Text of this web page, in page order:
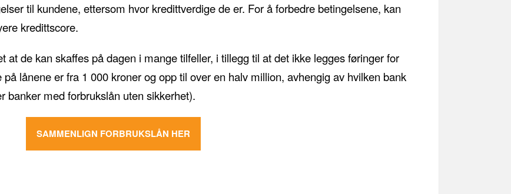
til kundene, ettersom hvor kredittverdige de er. For å forbedre betingelsene, kan
kredittscore.
at de kan skaffes på dagen i mange tilfeller, i tillegg til at det ikke legges føringer for
lånene er fra 1 000 kroner og opp til over en halv million, avhengig av hvilken bank
banker med forbrukslån uten sikkerhet).
SAMMENLIGN FORBRUKSLÅN HER